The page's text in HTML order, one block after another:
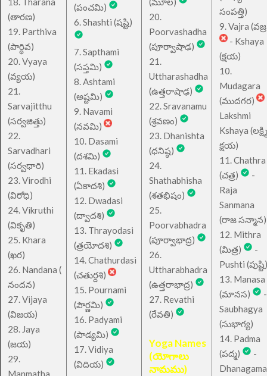
(తారణ)
19. Parthiva
(పార్థివ)
20. Vyaya
(వ్యయ)
21.
Sarvajitthu
(సర్వజిత్తు)
22.
Sarvadhari
(సర్వధారి)
23. Virodhi
(విరోధి)
24. Vikruthi
(వికృతి)
25. Khara
(ఖర)
26. Nandana (
నందన)
27. Vijaya
(విజయ)
28. Jaya
(జయ)
29.
Manmatha
(పంచమి)
6. Shashti (షష్టి)
7. Sapthami
(సప్తమి)
8. Ashtami
(అష్టమి)
9. Navami
(నవమి)
10. Dasami
(దశమి)
11. Ekadasi
(ఏకాదశి)
12. Dwadasi
(ద్వాదశి)
13. Thrayodasi
(త్రయోదశి)
14. Chathurdasi
(చతుర్దశి)
15. Pournami
(పౌర్ణమి)
16. Padyami
(పాడ్యమి)
17. Vidiya
(విదియ)
20.
Poorvashadha
(పూర్వాషాఢ)
21.
Uttharashadha
(ఉత్తరాషాఢ)
22. Sravanamu
(శ్రవణం)
23. Dhanishta
(ధనిష్ఠ)
24.
Shathabhisha
(శతభిషం)
25.
Poorvabhadra
(పూర్వాభాద్ర)
26.
Uttharabhadra
(ఉత్తరాభాద్ర)
27. Revathi
(రేవతి)
Yoga Names
(యోగాలు
నామము)
సంపత్తి)
9. Vajra
- Kshaya
(క్షయ)
10.
Mudagara
(ముదగర)
Lakshmi
Kshaya (లక్ష్మి
క్షయ)
11. Chathra
(చత్ర)
-
Raja
Sanmana
(రాజ సన్మాన)
12. Mithra
(మిత్ర)
-
Pushti (పుష్టి)
13. Manasa
(మానస)
-
Saubhagya
(సుభాగ్య)
14. Padma
(పద్మ)
-
Dhanagama